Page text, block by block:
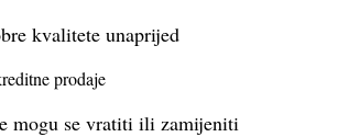
kvalitete unaprijed
prodaje
mogu se vratiti ili zamijeniti